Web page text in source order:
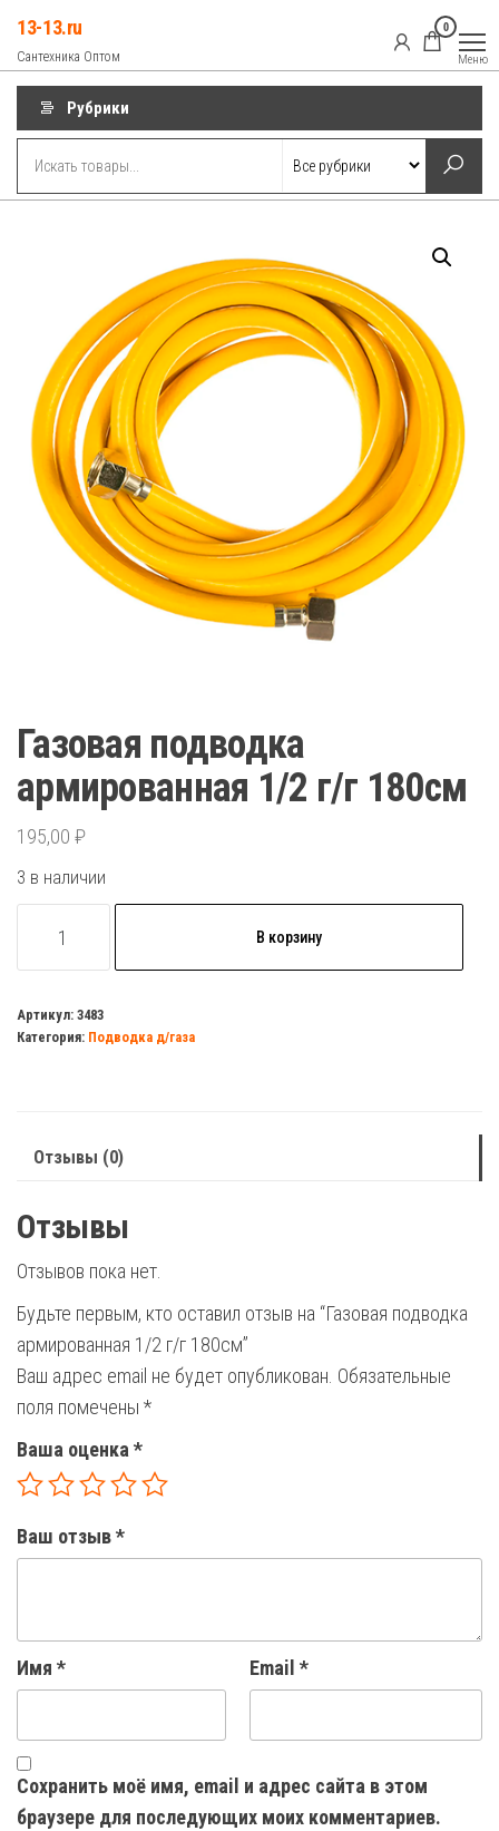
содержимому
13-13.ru
Сантехника Оптом
0
Меню
Рубрики
Газовая подводка
армированная 1/2 г/г 180см
195,00 ₽
3 в наличии
товара
подводка
армированная
180см
В корзину
Артикул: 3483
Категория: Подводка д/газа
Отзывы (0)
Отзывы
Отзывов пока нет.
Будьте первым, кто оставил отзыв на “Газовая подводка
армированная 1/2 г/г 180см”
Ваш адрес email не будет опубликован. Обязательные
поля помечены *
Ваша оценка *
Ваш отзыв*
Имя * Email *
Сохранить моё имя, email и адрес сайта в этом
браузере для последующих моих комментариев.